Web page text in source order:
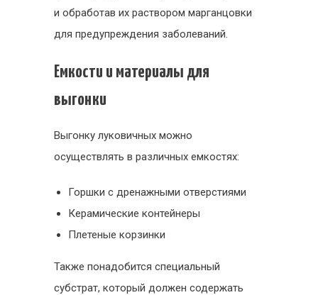
и обработав их раствором марганцовки
для предупреждения заболеваний.
Емкости и материалы для
выгонки
Выгонку луковичных можно
осуществлять в различных емкостях:
Горшки с дренажными отверстиями
Керамические контейнеры
Плетеные корзинки
Также понадобится специальный
субстрат, который должен содержать